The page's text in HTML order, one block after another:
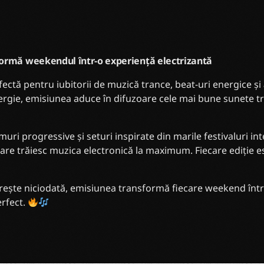
weekendul într-o experiență electrizantă
pentru iubitorii de muzică trance, beat-uri energice
emisiunea aduce în difuzoare cele mai bune sunete
progressive și seturi inspirate din marile festivaluri
trăiesc muzica electronică la maximum. Fiecare ediție
niciodată, emisiunea transformă fiecare weekend